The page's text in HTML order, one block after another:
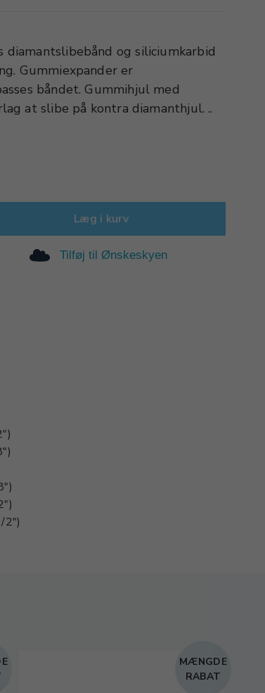
og siliciumkarbid
Gummiexpander er
båndet. Gummihjul med
at slibe på kontra diamanthjul. ..
Læg i kurv
Tilføj til Ønskeskyen
2")
MÆNGDE
RABAT